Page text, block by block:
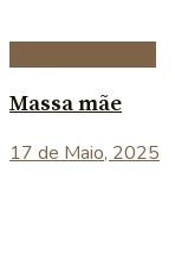
Massa mãe
17 de Maio, 2025